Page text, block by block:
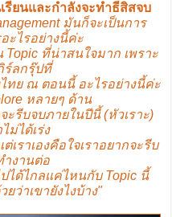
รียนและกำลังจะทำธีสิสจบ
มันก็จะเป็นการ
ะไรอย่างนี้ค่ะ
Topic ที่น่าสนใจมาก เพราะ
ร์ลกรุ๊ปที่
ไทย ณ ตอนนี้ อะไรอย่างนี้ค่ะ
หลายๆ ด้าน
ะรีบจบภายในปีนี้ (หัวเราะ)
ม่ได้เร่ง
ราเองคือใจเราอยากจะรีบ
ำงานต่อ
ปได้ไกลแค่ไหนกับ Topic นี้
ว่าเขายังไงบ้าง"